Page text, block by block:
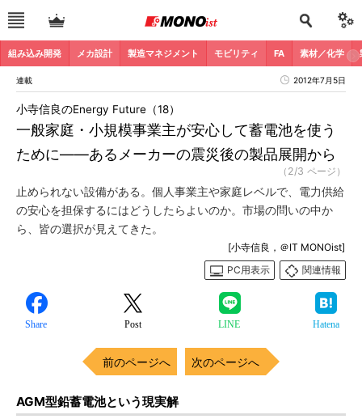
組み込み開発 メカ設計 製造マネジメント モビリティ FA 素材／化学
連載 2012年7月5日
一般家庭・小規模事業主が安心して蓄電池を使う
ために――あるメーカーの震災後の製品展開から
小寺信良のEnergy Future（18）
（2/3 ページ）
止められない設備がある。個人事業主や家庭レベルで、電力供給
の安心を担保するにはどうしたらよいのか。市場の問いの中か
ら、皆の選択が見えてきた。
[小寺信良，＠IT MONOist]
PC用表示
関連情報
Share Post LINE Hatena
前のページへ 次のページへ
AGM型鉛蓄電池という現実解